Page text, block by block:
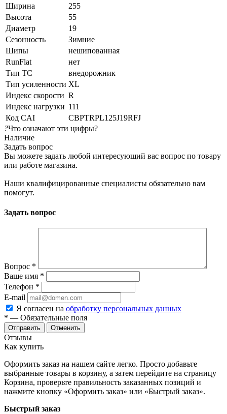
Ширина
255
Высота
55
Диаметр
19
Сезонность
Зимние
Шипы
нешипованная
RunFlat
нет
Тип ТС
внедорожник
Тип усиленности XL
Индекс скорости R
Индекс нагрузки 111
Код CAI
CBPTRPL125J19RFJ
?Что означают эти цифры?
Наличие
Задать вопрос
Вы можете задать любой интересующий вас вопрос по товару
или работе магазина.
Наши квалифицированные специалисты обязательно вам
помогут.
Задать вопрос
Вопрос *
Ваше имя *
Телефон *
E-mail
Я согласен на обработку персональных данных
* — Обязательные поля
Отменить
Отзывы
Как купить
Оформить заказ на нашем сайте легко. Просто добавьте
выбранные товары в корзину, а затем перейдите на страницу
Корзина, проверьте правильность заказанных позиций и
нажмите кнопку «Оформить заказ» или «Быстрый заказ».
Быстрый заказ